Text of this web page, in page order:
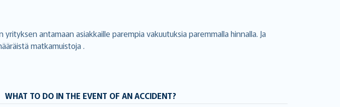
antamaan asiakkaille parempia vakuutuksia paremmalla hinnalla. Ja
matkamuistoja .
WHAT TO DO IN THE EVENT OF AN ACCIDENT?